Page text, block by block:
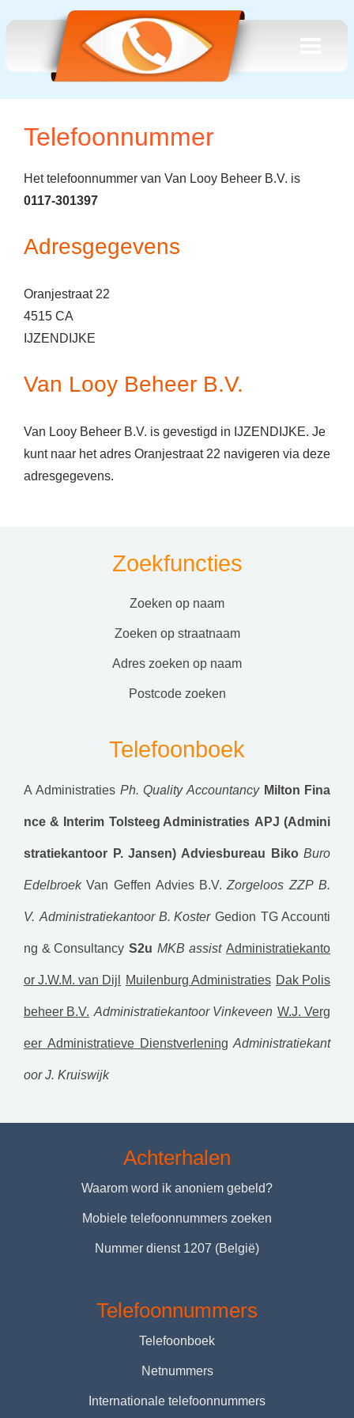
Telefoonnummer
Het telefoonnummer van Van Looy Beheer B.V. is
0117-301397
Adresgegevens
Oranjestraat 22
4515 CA
IJZENDIJKE
Van Looy Beheer B.V.
Van Looy Beheer B.V. is gevestigd in IJZENDIJKE. Je
kunt naar het adres Oranjestraat 22 navigeren via deze
adresgegevens.
Zoekfuncties
zoeken op naam
zoeken op straatnaam
adres zoeken op naam
postcode zoeken
Telefoonboek
A Administraties Ph. Quality Accountancy Milton Fina
nce & Interim Tolsteeg Administraties APJ (Admini
stratiekantoor P. Jansen) Adviesbureau Biko Buro
Edelbroek Van Geffen Advies B.V. Zorgeloos ZZP B.
V. Administratiekantoor B. Koster Gedion TG Accounti
ng & Consultancy S2u MKB assist Administratiekanto
or J.W.M. van Dijl Muilenburg Administraties Dak Polis
beheer B.V. Administratiekantoor Vinkeveen W.J. Verg
eer Administratieve Dienstverlening Administratiekant
oor J. Kruiswijk
Achterhalen
Waarom word ik anoniem gebeld?
Mobiele telefoonnummers zoeken
Nummer dienst 1207 (België)
Telefoonnummers
Telefoonboek
Netnummers
Internationale telefoonnummers